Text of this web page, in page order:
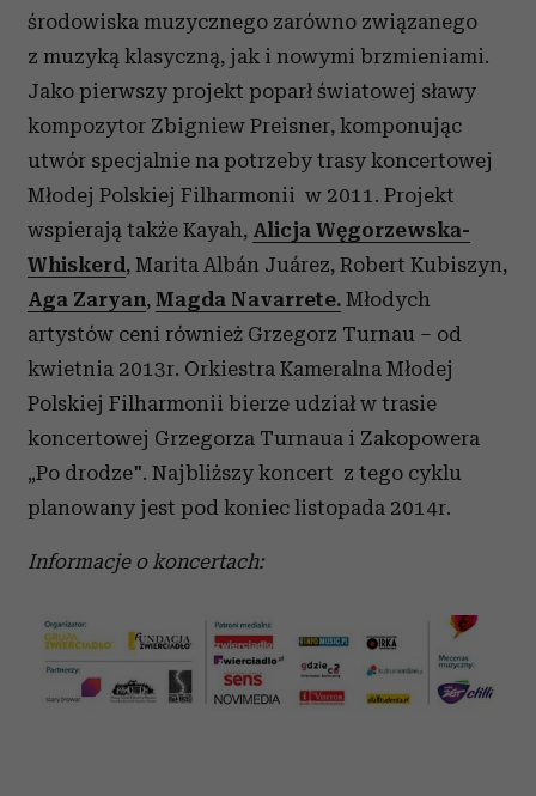
środowiska muzycznego zarówno związanego
z muzyką klasyczną, jak i nowymi brzmieniami.
Jako pierwszy projekt poparł światowej sławy
kompozytor Zbigniew Preisner, komponując
utwór specjalnie na potrzeby trasy koncertowej
Młodej Polskiej Filharmonii w 2011. Projekt
wspierają także Kayah, Alicja Węgorzewska-
Whiskerd, Marita Albán Juárez, Robert Kubiszyn,
Aga Zaryan, Magda Navarrete. Młodych
artystów ceni również Grzegorz Turnau – od
kwietnia 2013r. Orkiestra Kameralna Młodej
Polskiej Filharmonii bierze udział w trasie
koncertowej Grzegorza Turnaua i Zakopowera
„Po drodze". Najbliższy koncert z tego cyklu
planowany jest pod koniec listopada 2014r.
Informacje o koncertach: